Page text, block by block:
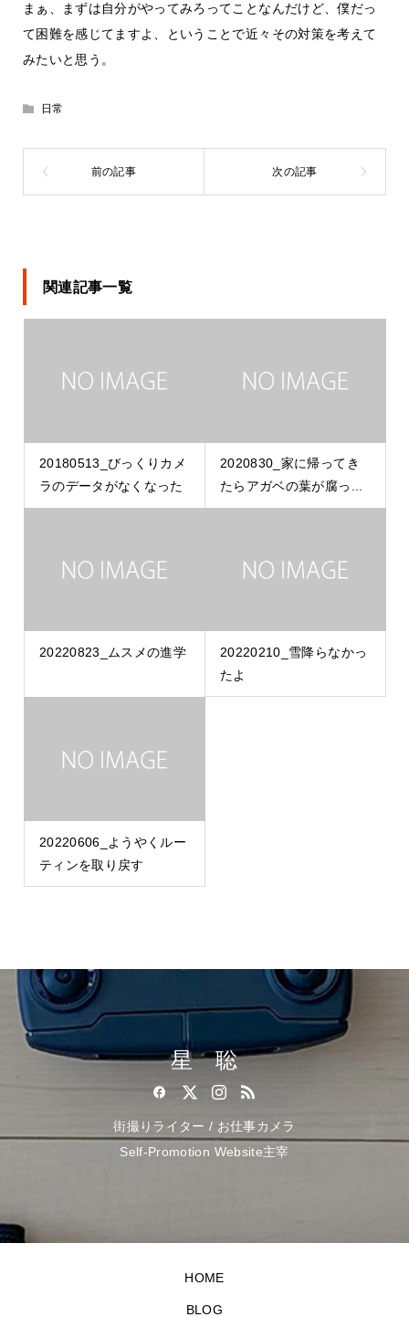
まぁ、まずは自分がやってみろってことなんだけど、僕だっ
て困難を感じてますよ、ということで近々その対策を考えて
みたいと思う。
日常
関連記事一覧
20180513_びっくりカメ
ラのデータがなくなった
2020830_家に帰ってき
たらアガベの葉が腐っ...
20220823_ムスメの進学
20220210_雪降らなかっ
たよ
20220606_ようやくルー
ティンを取り戻す
星 聡
街撮りライター / お仕事カメラ
Self-Promotion Website主宰
HOME
BLOG